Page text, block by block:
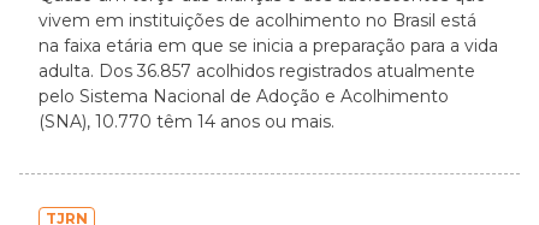
vivem em instituições de acolhimento no Brasil está
na faixa etária em que se inicia a preparação para a vida
adulta. Dos 36.857 acolhidos registrados atualmente
pelo Sistema Nacional de Adoção e Acolhimento
(SNA), 10.770 têm 14 anos ou mais.
TJRN